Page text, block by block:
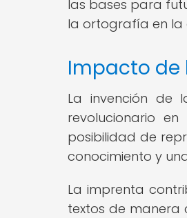
las bases para
la ortografía en la
Impacto de
La invención de
revolucionario
posibilidad de
conocimiento y
La imprenta
textos de manera